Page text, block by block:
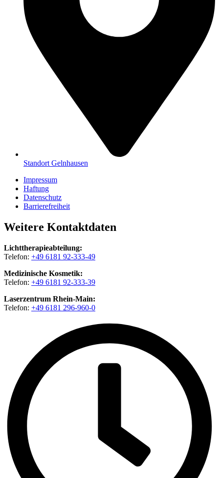
Standort Gelnhausen
Impressum
Haftung
Datenschutz
Barrierefreiheit
Weitere Kontaktdaten
Lichttherapieabteilung:
Telefon: +49 6181 92-333-49
Medizinische Kosmetik:
Telefon: +49 6181 92-333-39
Laserzentrum Rhein-Main:
Telefon: +49 6181 296-960-0